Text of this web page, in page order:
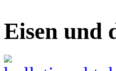
Eisen und